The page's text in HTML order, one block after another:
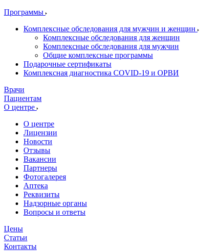
Программы
Комплексные обследования для мужчин и женщин
Комплексные обследования для женщин
Комплексные обследования для мужчин
Общие комплексные программы
Подарочные сертификаты
Комплексная диагностика COVID-19 и ОРВИ
Врачи
Пациентам
О центре
О центре
Лицензии
Новости
Отзывы
Вакансии
Партнеры
Фотогалерея
Аптека
Реквизиты
Надзорные органы
Вопросы и ответы
Цены
Статьи
Контакты